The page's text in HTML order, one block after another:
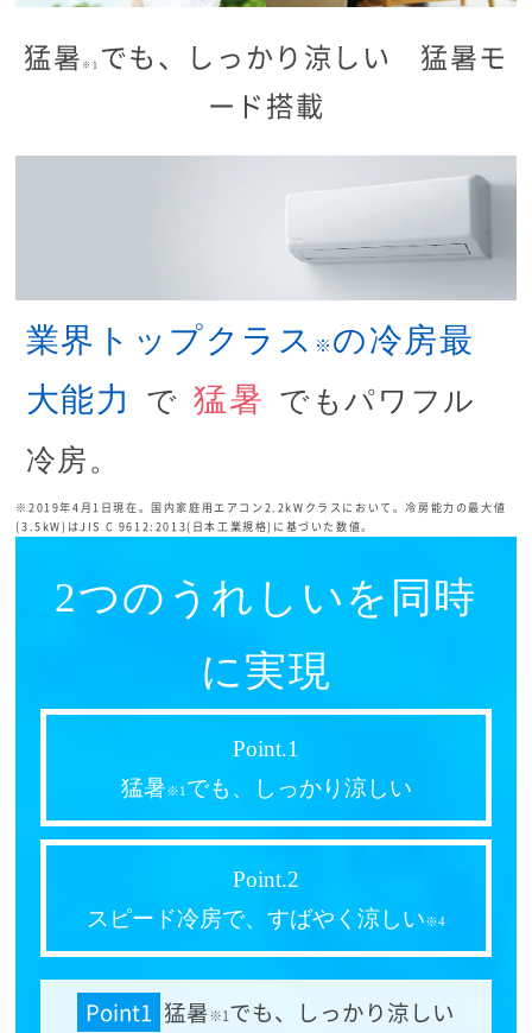
猛暑 ※1 でも、しっかり涼しい 猛暑モ
ード搭載
業界トップクラス ※ の冷房最
大能力
で 猛暑 でもパワフル
冷房。
※2019年4月1日現在。国内家庭用エアコン2.2kWクラスにおいて。冷房能力の最大値
(3.5kW)はJIS C 9612:2013(日本工業規格)に基づいた数値。
2つのうれしいを同時
に実現
Point.1
猛暑※1 でも、しっかり涼しい
Point.2
スピード冷房で、すばやく涼しい※4
Point1 猛暑※1でも、しっかり涼しい